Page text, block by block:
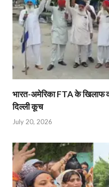
भारत-अमेरिका FTA के खिलाफ
दिल्ली कूच
July 20, 2026